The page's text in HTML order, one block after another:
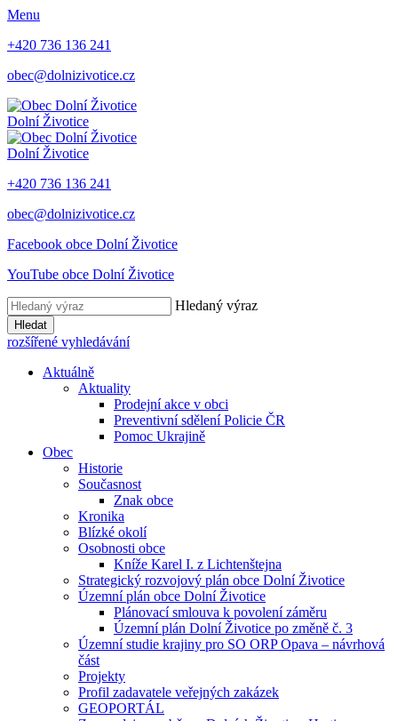
Menu
+420 736 136 241
obec@dolnizivotice.cz
Dolní Životice
Dolní Životice
+420 736 136 241
obec@dolnizivotice.cz
Facebook obce Dolní Životice
YouTube obce Dolní Životice
Hledaný výraz
Hledat
rozšířené vyhledávání
Aktuálně
Aktuality
Prodejní akce v obci
Preventivní sdělení Policie ČR
Pomoc Ukrajině
Obec
Historie
Současnost
Znak obce
Kronika
Blízké okolí
Osobnosti obce
Kníže Karel I. z Lichtenštejna
Strategický rozvojový plán obce Dolní Životice
Územní plán obce Dolní Životice
Plánovací smlouva k povolení záměru
Územní plán Dolní Životice po změně č. 3
Územní studie krajiny pro SO ORP Opava – návrhová
část
Projekty
Profil zadavatele veřejných zakázek
GEOPORTÁL